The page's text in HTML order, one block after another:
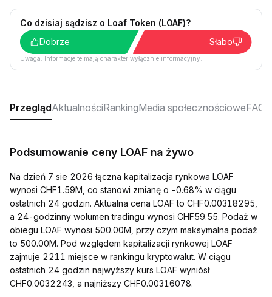
Co dzisiaj sądzisz o Loaf Token (LOAF)?
Dobrze
Słabo
Uwaga: Informacje te mają charakter wyłącznie informacyjny.
PrzeglądAktualnościRankingMedia społecznościoweFAQ
Podsumowanie ceny LOAF na żywo
Na dzień 7 sie 2026 łączna kapitalizacja rynkowa LOAF
wynosi CHF1.59M, co stanowi zmianę o -0.68% w ciągu
ostatnich 24 godzin. Aktualna cena LOAF to CHF0.00318295,
a 24-godzinny wolumen tradingu wynosi CHF59.55. Podaż w
obiegu LOAF wynosi 500.00M, przy czym maksymalna podaż
to 500.00M. Pod względem kapitalizacji rynkowej LOAF
zajmuje 2211 miejsce w rankingu kryptowalut. W ciągu
ostatnich 24 godzin najwyższy kurs LOAF wyniósł
CHF0.0032243, a najniższy CHF0.00316078.